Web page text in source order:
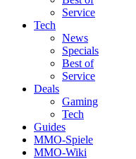
Service
Tech
News
Specials
Best of
Service
Deals
Gaming
Tech
Guides
MMO-Spiele
MMO-Wiki